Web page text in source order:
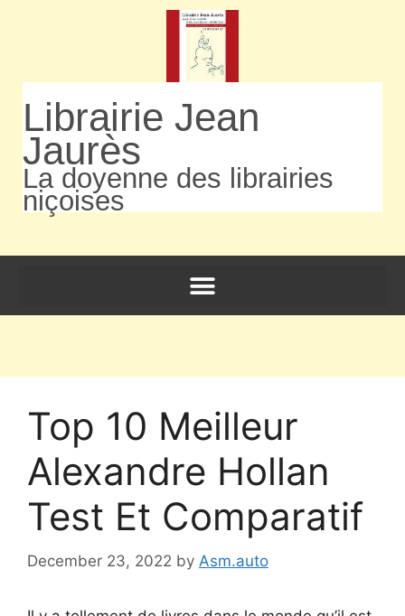
Librairie Jean
Jaurès
La doyenne des librairies
niçoises
Top 10 Meilleur
Alexandre Hollan
Test Et Comparatif
December 23, 2022 by Asm.auto